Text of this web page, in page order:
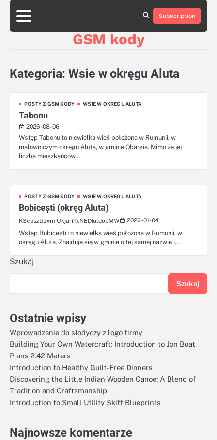
Skip
content
aluminumboatplans.com
dobra-
plywoodboatplans.com
Kontakt
Subscription
GSM kody
Kategoria: Wsie w okręgu Aluta
POSTY Z GSM KODY WSIE W OKRĘGU ALUTA
Tabonu
2026-08-06
Wstęp Tabonu to niewielka wieś położona w Rumunii, w
malowniczym okręgu Aluta, w gminie Obârșia. Mimo że jej
liczba mieszkańców…
POSTY Z GSM KODY WSIE W OKRĘGU ALUTA
Bobicești (okręg Aluta)
KScbszUzxmiUkjariTxNEDIuldopMW
2026-01-04
Wstęp Bobicești to niewielka wieś położona w Rumunii, w
okręgu Aluta. Znajduje się w gminie o tej samej nazwie i…
Szukaj
Szukaj
Ostatnie wpisy
Wprowadzenie do słodyczy z logo firmy
Building Your Own Watercraft: Introduction to Jon Boat
Plans 2.42 Meters
Introduction to Healthy Guilt-Free Dinners
Discovering the Little Indian Wooden Canoe: A Blend of
Tradition and Craftsmanship
Introduction to Small Utility Skiff Blueprints
Najnowsze komentarze